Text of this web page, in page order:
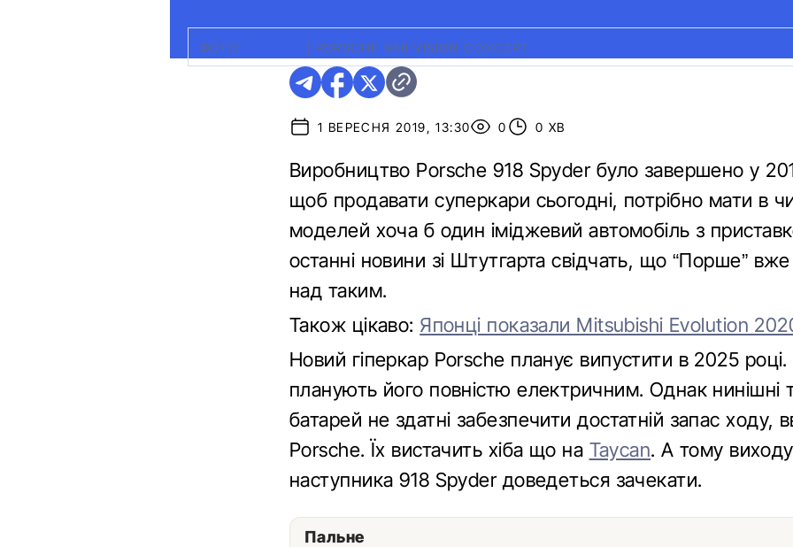
ФОТО: PORSCHE 988 VISION CONCEPT
1 ВЕРЕСНЯ 2019, 13:30 0 0 ХВ
Виробництво Porsche 918 Spyder було завершено у
щоб продавати суперкари сьогодні, потрібно мати в
моделей хоча б один іміджевий автомобіль з
останні новини зі Штутгарта свідчать, що “Порше”
над таким.
Також цікаво: Японці показали Mitsubishi Evolution
Новий гіперкар Porsche планує випустити в 2025 році.
планують його повністю електричним. Однак нинішні
батарей не здатні забезпечити достатній запас ходу,
Porsche. Їх вистачить хіба що на Taycan. А тому виходу
наступника 918 Spyder доведеться зачекати.
Пальне